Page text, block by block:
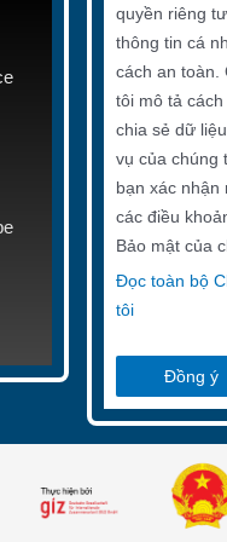
quyền riêng
thông tin cá
cách an toàn.
tôi mô tả
chia sẻ dữ
vụ của chúng
bạn xác nhận
các điều
Bảo mật của
Đọc toàn bộ
tôi
Đồng ý